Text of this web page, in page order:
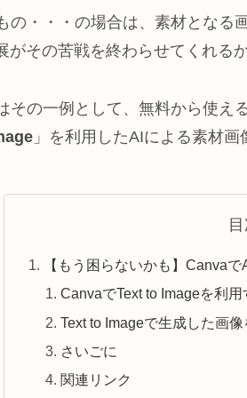
の・・・の場合は、素材となる
がその苦戦を終わらせてくれる
その一例として、無料から使え
」を利用したAIによる素材
【もう困らないかも】Canva
CanvaでText to Imageを利
Text to Imageで生成した画
さいごに
関連リンク